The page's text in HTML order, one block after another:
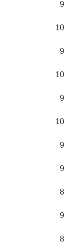
9
10
9
10
9
10
9
9
8
9
8